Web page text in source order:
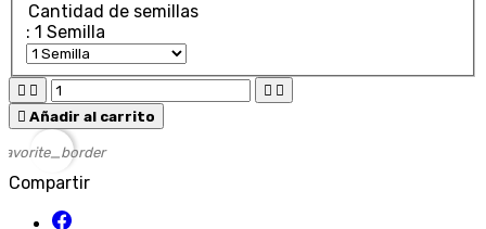
Cantidad de semillas
: 1 Semilla
   
 Añadir al carrito
favorite_border
Compartir